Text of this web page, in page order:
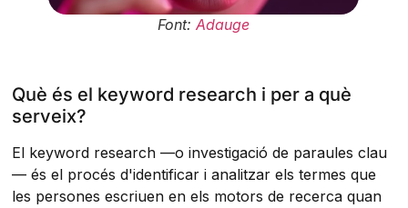
Font:Adauge
Què és el keyword research i per a què
serveix?
El keyword research —o investigació de paraules clau
— és el procés d'identificar i analitzar els termes que
les persones escriuen en els motors de recerca quan